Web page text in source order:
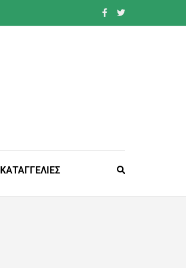
ΚΑΤΑΓΓΕΛΙΕΣ